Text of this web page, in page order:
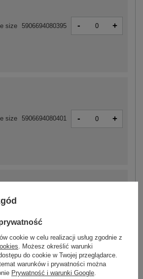
size 5906694080395 - +
size 5906694080401 - +
cookie w celu realizacji usług zgodnie z
. Możesz określić warunki
do cookie w Twojej przeglądarce.
warunków i prywatności można
Prywatność i warunki Google.